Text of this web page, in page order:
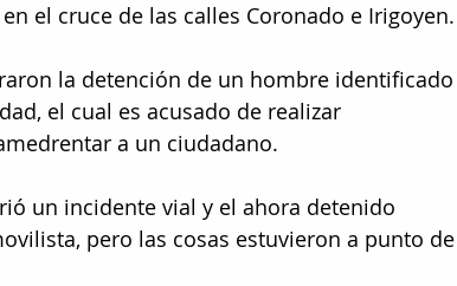
el cruce de las calles Coronado e Irigoyen.
la detención de un hombre identificado
el cual es acusado de realizar
a un ciudadano.
un incidente vial y el ahora detenido
pero las cosas estuvieron a punto de